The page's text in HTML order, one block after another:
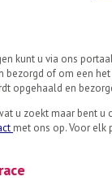
kunt u via ons
of om een
opgehaald en
u zoekt maar bent u
met ons op. Voor elk